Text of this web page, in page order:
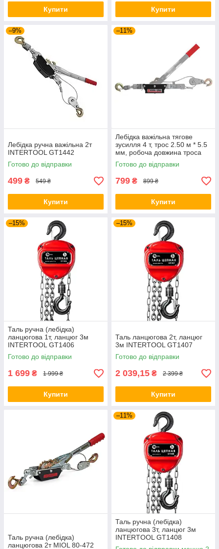
Купити Купити
–9%
Лебідка ручна важільна 2т
INTERTOOL GT1442
Готово до відправки
499 ₴ 549 ₴
Купити
–11%
Лебідка важільна тягове
зусилля 4 т, трос 2.50 м * 5.5
мм, робоча довжина троса
1.20 м INTERTOOL GT1444
Готово до відправки
799 ₴ 899 ₴
Купити
–15%
Таль ручна (лебідка)
ланцюгова 1т, ланцюг 3м
INTERTOOL GT1406
Готово до відправки
1 699 ₴ 1 999 ₴
Купити
–15%
Таль ланцюгова 2т, ланцюг
3м INTERTOOL GT1407
Готово до відправки
2 039,15 ₴ 2 399 ₴
Купити
Таль ручна (лебідка)
ланцюгова 2т MIOL 80-472
–11%
Таль ручна (лебідка)
ланцюгова 3т, ланцюг 3м
INTERTOOL GT1408